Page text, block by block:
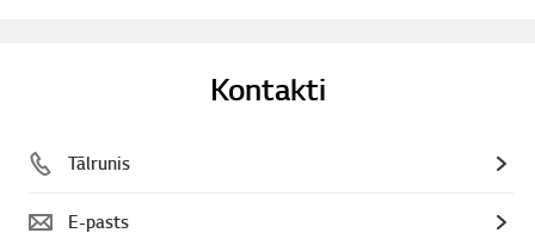
Kontakti
Tālrunis
E-pasts